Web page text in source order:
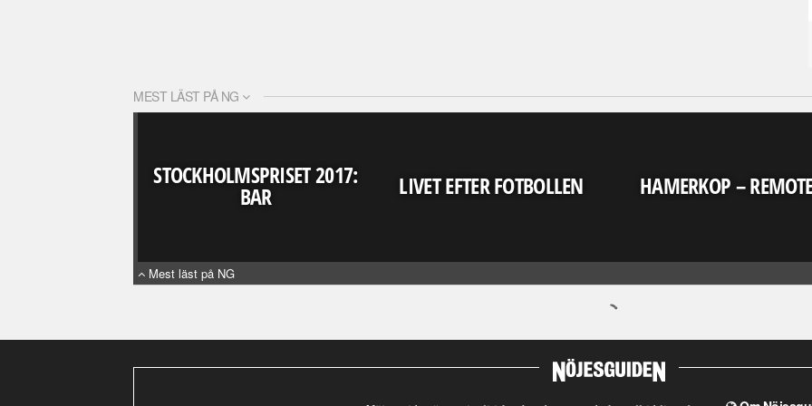
MEST LÄST PÅ NG
STOCKHOLMSPRISET 2017:
BAR LIVET EFTER FOTBOLLEN HAMERKOP –
Mest läst på NG